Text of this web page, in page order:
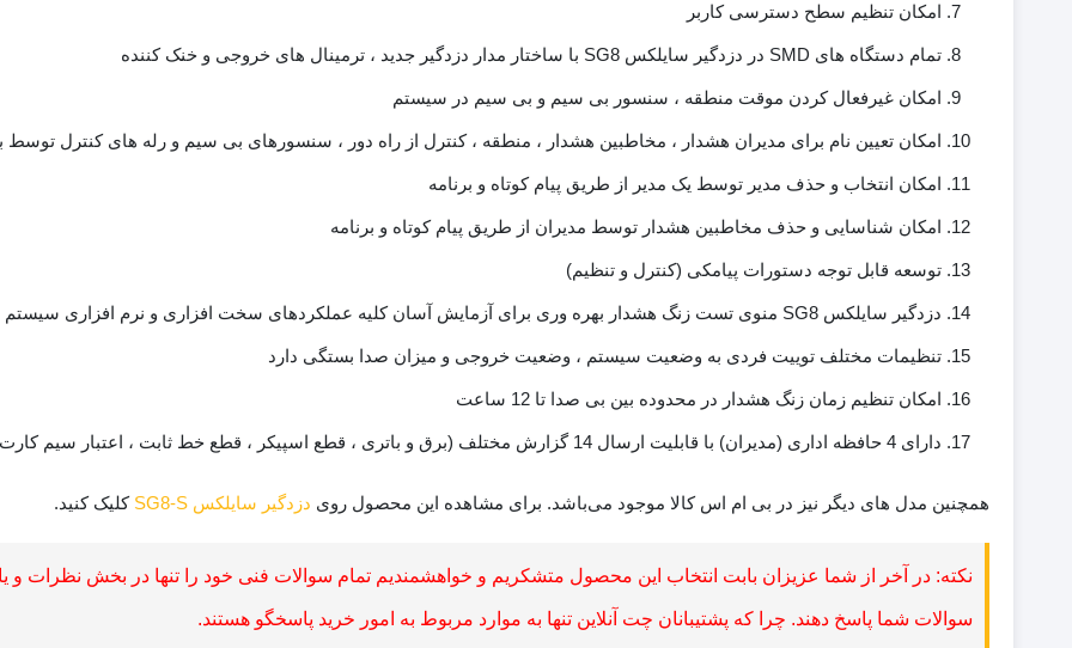
امکان تنظیم سطح دسترسی کاربر
تمام دستگاه های SMD در دزدگیر سایلکس SG8 با ساختار مدار دزدگیر جدید ، ترمینال های خروجی و خنک کننده
امکان غیرفعال کردن موقت منطقه ، سنسور بی سیم و بی سیم در سیستم
امکان تعیین نام برای مدیران هشدار ، مخاطبین هشدار ، منطقه ، کنترل از راه دور ، سنسورهای بی سیم و رله های کنترل توسط
امکان انتخاب و حذف مدیر توسط یک مدیر از طریق پیام کوتاه و برنامه
امکان شناسایی و حذف مخاطبین هشدار توسط مدیران از طریق پیام کوتاه و برنامه
توسعه قابل توجه دستورات پیامکی (کنترل و تنظیم)
دزدگیر سایلکس SG8 منوی تست زنگ هشدار بهره وری برای آزمایش آسان کلیه عملکردهای سخت افزاری و نرم افزاری سیستم
تنظیمات مختلف توییت فردی به وضعیت سیستم ، وضعیت خروجی و میزان صدا بستگی دارد
امکان تنظیم زمان زنگ هشدار در محدوده بین بی صدا تا 12 ساعت
دارای 4 حافظه اداری (مدیران) با قابلیت ارسال 14 گزارش مختلف (برق و باتری ، قطع اسپیکر ، قطع خط ثابت ، اعتبار سیم کارت و… )
همچنین مدل های دیگر نیز در بی ام اس کالا موجود می‌باشد. برای مشاهده این محصول روی دزدگیر سایلکس SG8-S کلیک کنید.
نکته: در آخر از شما عزیزان بابت انتخاب این محصول متشکریم و خواهشمندیم تمام سوالات فنی خود را تنها در بخش نظرات و
سوالات شما پاسخ دهند. چرا که پشتیبانان چت آنلاین تنها به موارد مربوط به امور خرید پاسخگو هستند.